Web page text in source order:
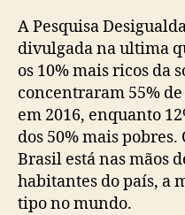
A Pesquisa
divulgada na ultima
os 10% mais ricos da
concentraram 55%
em 2016, enquanto
dos 50% mais pobres.
Brasil está nas mãos
habitantes do país, a
tipo no mundo.